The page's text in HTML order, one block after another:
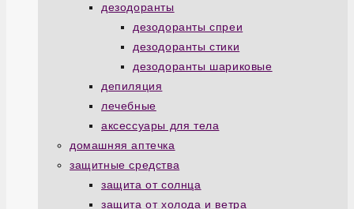
дезодоранты
дезодоранты спреи
дезодоранты стики
дезодоранты шариковые
депиляция
лечебные
аксессуары для тела
домашняя аптечка
защитные средства
защита от солнца
защита от холода и ветра